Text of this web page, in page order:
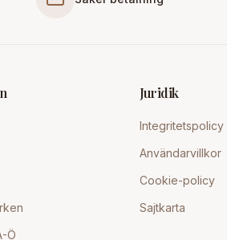
Ö
Juridik
Integritetspolicy
Användarvillkor
Cookie-policy
Sajtkarta